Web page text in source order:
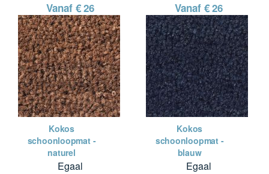
Vanaf €26 Vanaf €26
Kokos
schoonloopmat -
naturel
Egaal
Kokos
schoonloopmat -
blauw
Egaal